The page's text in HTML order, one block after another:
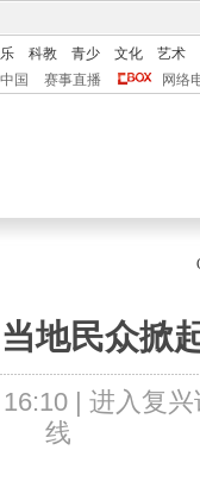
科教 青少 文化
艺术
国 赛事直播 网络
地民众掀
| 进入复兴
线